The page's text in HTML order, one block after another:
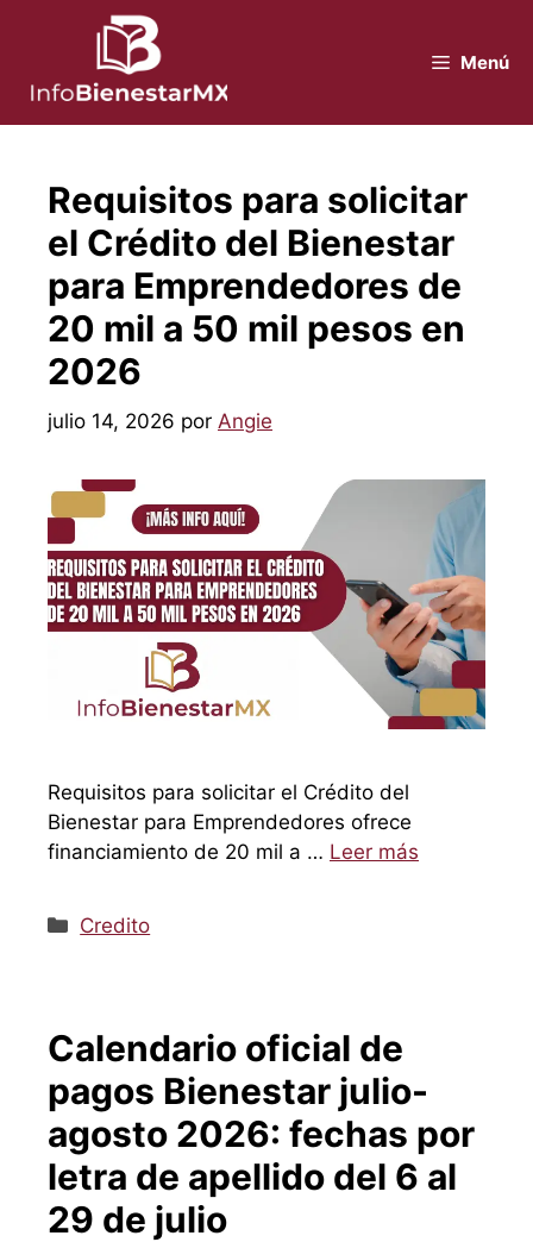
Menú
Requisitos para solicitar
el Crédito del Bienestar
para Emprendedores de
20 mil a 50 mil pesos en
2026
julio 14, 2026 por Angie
Requisitos para solicitar el Crédito del
Bienestar para Emprendedores ofrece
financiamiento de 20 mil a … Leer más
Categorías
Credito
Calendario oficial de
pagos Bienestar julio-
agosto 2026: fechas por
letra de apellido del 6 al
29 de julio